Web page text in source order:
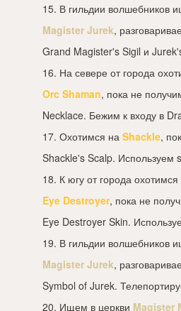
15. В гильдии волшебников
Magister Jurek,
Grand Magister's Sigil и
16. На севере от города
Orc Shaman, пока не
Necklace. Бежим к входу в
17. Охотимся на Shackle,
Shackle's Scalp. Используем
18. К югу от города охотимся
Eye Destroyer, пока не
Eye Destroyer Skin.
19. В гильдии волшебников
Magister Jurek,
Symbol of Jurek.
20. Ищем в церкви Magister